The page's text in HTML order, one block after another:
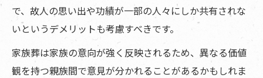
で、故人の思い出や功績が一部の人々にしか共有されな
いというデメリットも考慮すべきです。
家族葬は家族の意向が強く反映されるため、異なる価値
観を持つ親族間で意見が分かれることがあるかもしれま